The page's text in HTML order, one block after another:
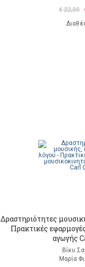
€ 22,00
Δραστηριότητες
Πρακτικές
αγωγής
Βίκυ
Μαρία